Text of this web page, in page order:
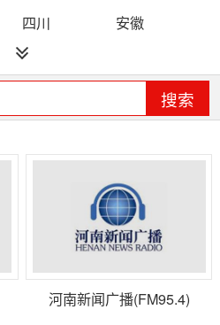
四川
安徽
河北
山东
山西
新疆
青海
广西
搜索
河南新闻广播(FM95.4)